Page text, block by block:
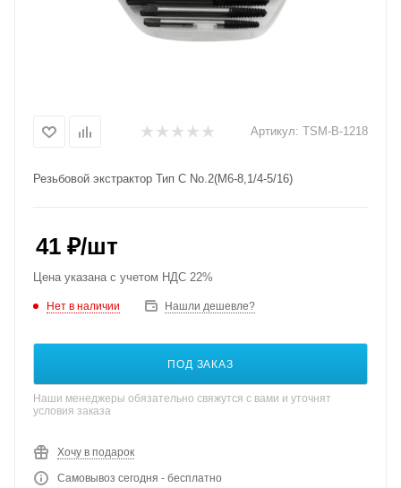
Артикул: TSM-B-1218
Резьбовой экстрактор Тип С No.2(M6-8,1/4-5/16)
41 ₽/шт
Цена указана с учетом НДС 22%
Нет в наличии Нашли дешевле?
ПОД ЗАКАЗ
Наши менеджеры обязательно свяжутся с вами и уточнят
условия заказа
Хочу в подарок
Самовывоз сегодня - бесплатно